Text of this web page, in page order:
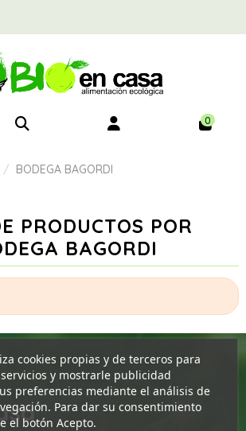
0
BODEGA BAGORDI
PRODUCTOS POR
BAGORDI
cookies propias y de terceros para
y mostrarle publicidad
preferencias mediante el análisis de
Para dar su consentimiento
el botón Acepto.